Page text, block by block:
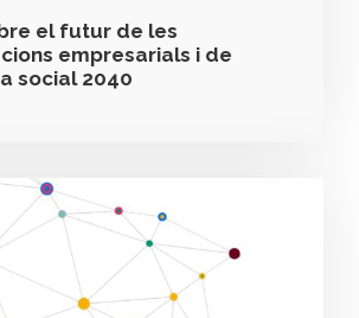
el futur de les
empresarials i de
social 2040